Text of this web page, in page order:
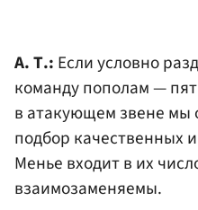
А. Т.: Если условно
команду пополам —
в атакующем звене
подбор качественных
Менье входит в их
взаимозаменяемы.